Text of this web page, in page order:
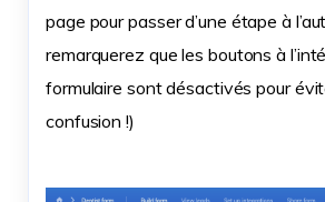
page pour passer d’une étape à
remarquerez que les boutons à
formulaire sont désactivés pour
confusion !)